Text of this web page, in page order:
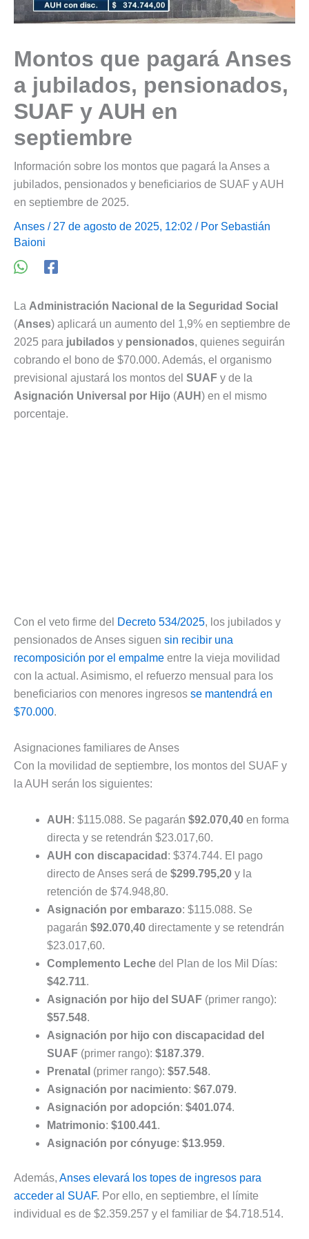
Montos que pagará Anses
a jubilados, pensionados,
SUAF y AUH en
septiembre
Información sobre los montos que pagará la Anses a
jubilados, pensionados y beneficiarios de SUAF y AUH
en septiembre de 2025.
Anses / 27 de agosto de 2025, 12:02 / Por Sebastián
Baioni
La Administración Nacional de la Seguridad Social
(Anses) aplicará un aumento del 1,9% en septiembre de
2025 para jubilados y pensionados, quienes seguirán
cobrando el bono de $70.000. Además, el organismo
previsional ajustará los montos del SUAF y de la
Asignación Universal por Hijo (AUH ) en el mismo
porcentaje.
Con el veto firme del Decreto 534/2025, los jubilados y
pensionados de Anses siguen sin recibir una
recomposición por el empalme entre la vieja movilidad
con la actual. Asimismo, el refuerzo mensual para los
beneficiarios con menores ingresos se mantendrá en
$70.000.
Asignaciones familiares de Anses
Con la movilidad de septiembre, los montos del SUAF y
la AUH serán los siguientes:
AUH : $115.088. Se pagarán $92.070,40 en forma
directa y se retendrán $23.017,60.
AUH con discapacidad : $374.744. El pago
directo de Anses será de $299.795,20 y la
retención de $74.948,80.
Asignación por embarazo: $115.088. Se
pagarán $92.070,40 directamente y se retendrán
$23.017,60.
Complemento Leche del Plan de los Mil Días:
$42.711.
Asignación por hijo del SUAF (primer rango):
$57.548.
Asignación por hijo con discapacidad del
SUAF (primer rango): $187.379.
Prenatal (primer rango): $57.548.
Asignación por nacimiento: $67.079.
Asignación por adopción: $401.074.
Matrimonio: $100.441.
Asignación por cónyuge: $13.959.
Además, Anses elevará los topes de ingresos para
acceder al SUAF. Por ello, en septiembre, el límite
individual es de $2.359.257 y el familiar de $4.718.514.